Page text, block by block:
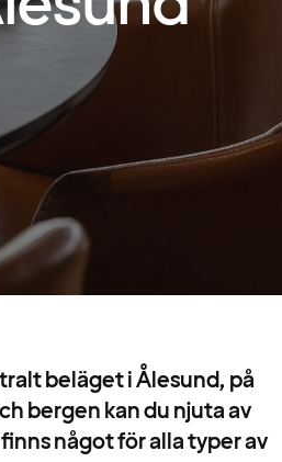
beläget i Ålesund, på
bergen kan du njuta av
något för alla typer av